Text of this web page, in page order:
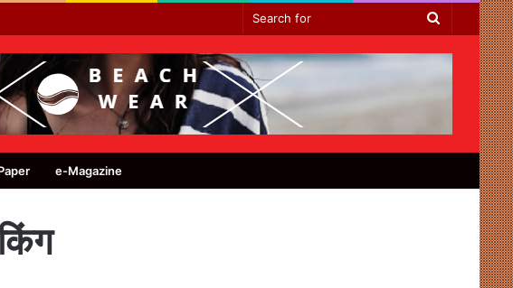
Search
for
e-Magazine